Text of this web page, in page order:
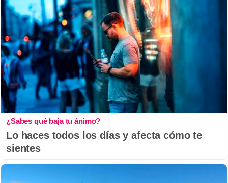
¿Sabes qué baja tu ánimo?
Lo haces todos los días y afecta cómo te
sientes